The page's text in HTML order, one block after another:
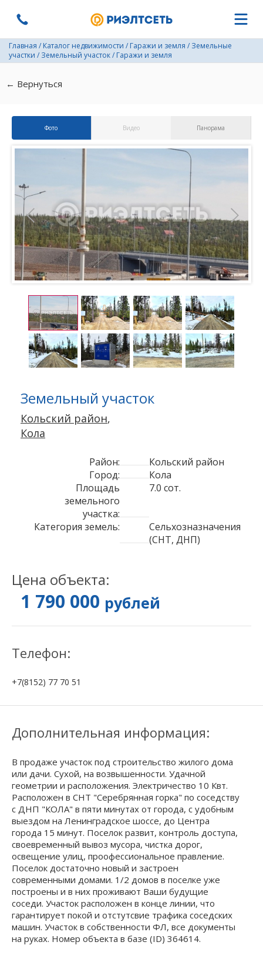
Главная / Каталог недвижимости / Гаражи и земля / Земельные
участки / Земельный участок/ Гаражи и земля
← Вернуться
Фото Видео Панорама
Земельный участок
Кольский район,
Кола
Район:
Кольский район
Город:
Кола
Площадь
земельного
участка:
7.0 сот.
Категория земель:
Сельхозназначения
(СНТ, ДНП)
Цена объекта:
1 790 000 рублей
Телефон:
+7(8152) 77 70 51
Дополнительная информация:
В продаже участок под строительство жилого дома
или дачи. Сухой, на возвышенности. Удачной
геометрии и расположения. Электричество 10 Квт.
Расположен в СНТ "Серебрянная горка" по соседству
с ДНП "КОЛА" в пяти минутах от города, с удобным
выездом на Ленинградское шоссе, до Центра
города 15 минут. Поселок развит, контроль доступа,
своевременный вывоз мусора, чистка дорог,
освещение улиц, проофессиональное правление.
Поселок достаточно новый и застроен
современными домами. 1/2 домов в поселке уже
построены и в них проживают Ваши будущие
соседи. Участок расположен в конце линии, что
гарантирует покой и отстутсвие трафика соседских
машин. Участок в собственности ФЛ, все документы
на руках. Номер объекта в базе (ID) 364614.